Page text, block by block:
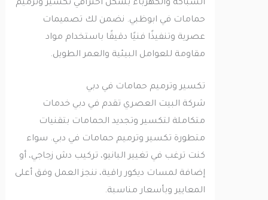
السباكة والكهرباء بشكل احترافي تكسير وترميم
حمامات في ابوظبي. نضمن لك تصميمات
عصرية وتنفيذًا فنيًا دقيقًا باستخدام مواد
مقاومة للعوامل البيئية والعمر الطويل.
تكسير وترميم حمامات في دبي
شركة البيت العصري تقدم في دبي خدمات
متكاملة لتكسير وتجديد الحمامات بتقنيات
متطورة تكسير وترميم حمامات في دبي. سواء
كنت ترغب في تغيير البانيو، تركيب دش زجاجي، أو
إضافة لمسات ديكور راقية، ننجز العمل وفق أعلى
المعايير وبأسعار مناسبة.